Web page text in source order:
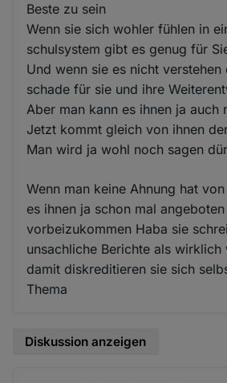
Beste zu sein
Wenn sie sich wohler fühlen in
schulsystem gibt es genug für
Und wenn sie es nicht verstehen
schade für sie und ihre
Aber man kann es ihnen ja auch
Jetzt kommt gleich von ihnen
Man wird ja wohl noch sagen
Wenn man keine Ahnung hat
es ihnen ja schon mal angeboten
vorbeizukommen Haba sie
unsachliche Berichte als
damit diskreditieren sie sich
Thema
Diskussion anzeigen